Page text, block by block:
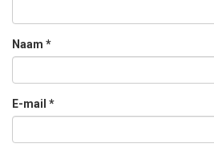
Naam *
E-mail *